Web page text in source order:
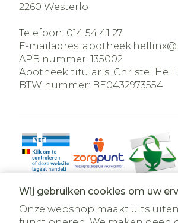
Wij gebruiken cookies om uw
Onze webshop maakt
2260 Westerlo
Telefoon: 014 54 41 27
E-mailadres: apotheek.hellinx@
APB nummer: 135002
Apotheek titularis: Christel
BTW nummer: BE0432973554